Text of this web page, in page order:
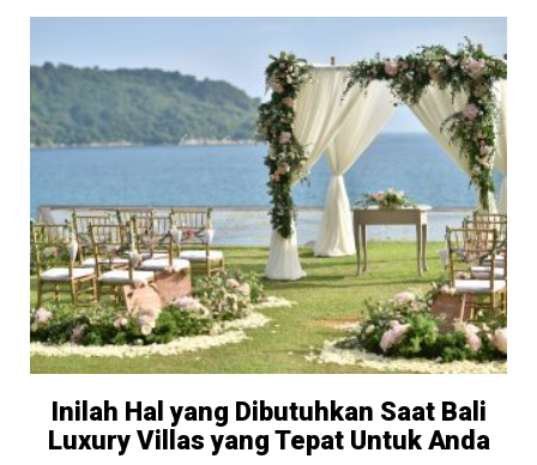
Inilah Hal yang Dibutuhkan Saat Bali
Luxury Villas yang Tepat Untuk Anda